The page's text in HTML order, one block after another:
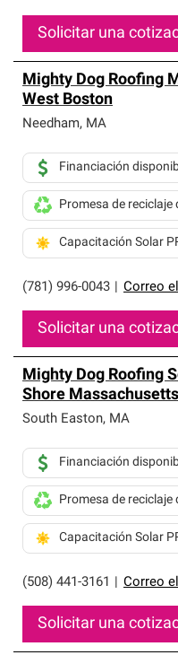
Solicitar una
Mighty Dog Roofing
West Boston
Needham, MA
(781) 996-0043 Correo
Financiación
Promesa de reciclaje
Capacitación Solar
Solicitar una
Mighty Dog Roofing
Shore Massachusetts
South Easton, MA
(508) 441-3161 Correo
Financiación
Promesa de reciclaje
Capacitación Solar
Solicitar una